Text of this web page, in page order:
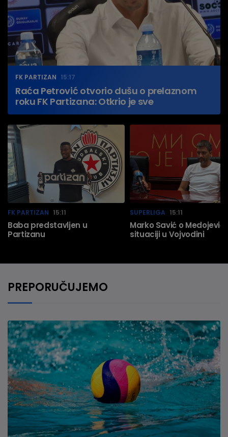
FK PARTIZAN 15:17
Raća Petrović otvorio dušu o prelaznom
roku FK Partizana: Otkrio je sve
FK PARTIZAN 15:11
Baba predstavljen u
Partizanu
SUPERLIGA 15:11
Marko Savić o
situaciji u Vojvodini
PREPORUČUJEMO